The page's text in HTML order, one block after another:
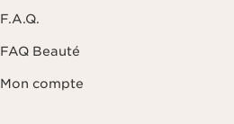
F.A.Q.
FAQ Beauté
Mon compte